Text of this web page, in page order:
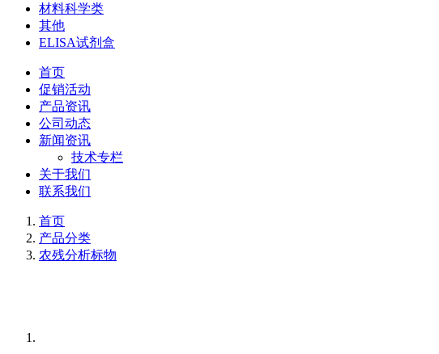
材料科学类
其他
ELISA试剂盒
首页
促销活动
产品资讯
公司动态
新闻资讯
技术专栏
关于我们
联系我们
首页
产品分类
农残分析标物